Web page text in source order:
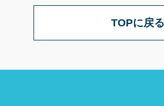
TOPに戻る